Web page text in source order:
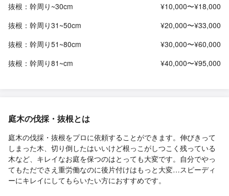
抜根：幹周り~30cm
¥10,000〜¥18,000
抜根：幹周り31~50cm
¥20,000〜¥33,000
抜根：幹周り51~80cm
¥30,000〜¥60,000
抜根：幹周り81~cm
¥40,000〜¥95,000
庭木の伐採・抜根とは
庭木の伐採・抜根をプロに依頼することができます。伸びきって
しまった木、切り倒したはいいけど根っこがしつこく残っている
木など、キレイなお庭を保つのはとっても大変です。自分でやっ
てもただでさえ重労働なのに後片付けはもっと大変…スピーディ
ーにキレイにしてもらいたい方におすすめです。